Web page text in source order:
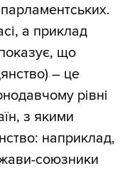
а приклад
що
– це
рівні
з якими
наприклад,
союзники